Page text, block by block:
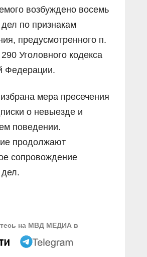
возбуждено восемь
по признакам
предусмотренного п.
Уголовного кодекса
Федерации.
мера пресечения
о невыезде и
поведении.
продолжают
сопровождение
на МВД МЕДИА в